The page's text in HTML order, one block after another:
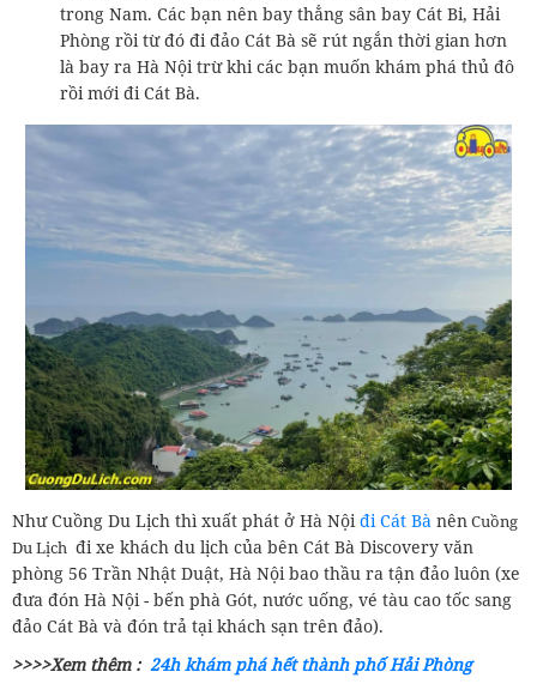
trong Nam. Các bạn nên bay thẳng sân bay Cát Bi, Hải
Phòng rồi từ đó đi đảo Cát Bà sẽ rút ngắn thời gian hơn
là bay ra Hà Nội trừ khi các bạn muốn khám phá thủ đô
rồi mới đi Cát Bà.
Như Cuồng Du Lịch thì xuất phát ở Hà Nộiđi Cát Bà nênCuồng
Du Lịch đi xe khách du lịch của bên Cát Bà Discovery văn
phòng 56 Trần Nhật Duật, Hà Nội bao thầu ra tận đảo luôn (xe
đưa đón Hà Nội - bến phà Gót, nước uống, vé tàu cao tốc sang
đảo Cát Bà và đón trả tại khách sạn trên đảo).
>>>>Xem thêm : 24h khám phá hết thành phố Hải Phòng